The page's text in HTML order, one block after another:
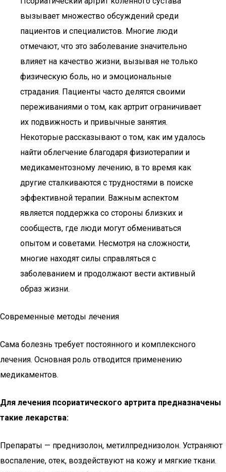
вызывает множество обсуждений среди
пациентов и специалистов. Многие люди
отмечают, что это заболевание значительно
влияет на качество жизни, вызывая не только
физическую боль, но и эмоциональные
страдания. Пациенты часто делятся своими
переживаниями о том, как артрит ограничивает
их подвижность и привычные занятия.
Некоторые рассказывают о том, как им удалось
найти облегчение благодаря физиотерапии и
медикаментозному лечению, в то время как
другие сталкиваются с трудностями в поиске
эффективной терапии. Важным аспектом
является поддержка со стороны близких и
сообществ, где люди могут обмениваться
опытом и советами. Несмотря на сложности,
многие находят силы справляться с
заболеванием и продолжают вести активный
образ жизни.
Современные методы лечения
Сама болезнь требует постоянного и комплексного
лечения. Основная роль отводится применению
медикаментов.
Для лечения псориатического артрита предназначены
такие лекарства:
Препараты — преднизолон, метилпреднизолон. Устраняют
воспаление, отек, воздействуют на кожу и мягкие ткани.